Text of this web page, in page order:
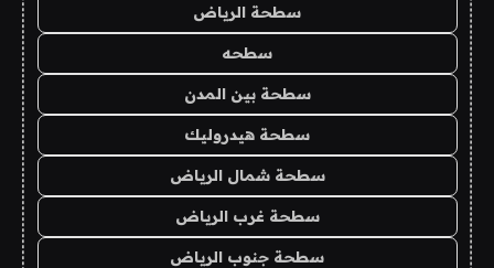
سطحة الرياض
سطحه
سطحة بين المدن
سطحة هيدروليك
سطحة شمال الرياض
سطحة غرب الرياض
سطحة جنوب الرياض